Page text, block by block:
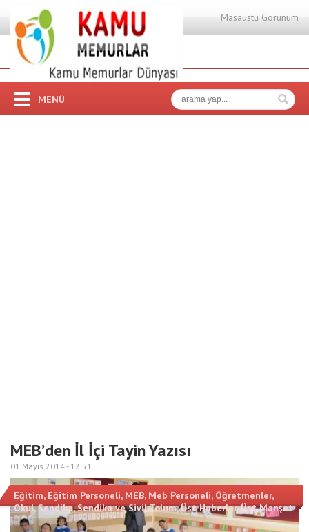
Masaüstü Görünüm
MENÜ
MEB’den İl İçi Tayin Yazısı
01 Mayıs 2014 - 12:51
Eğitim, Eğitim Personeli, MEB, Meb Personeli, Öğretmenler,
Okul,Sendika,Sendika ve Sivil Tolum,Üst Haberler,Üst Manşet